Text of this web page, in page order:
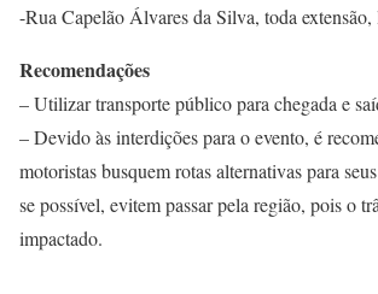
-Rua Capelão Álvares da Silva, toda extensão,
Recomendações
– Utilizar transporte público para chegada e
– Devido às interdições para o evento, é
motoristas busquem rotas alternativas para
se possível, evitem passar pela região, pois o
impactado.